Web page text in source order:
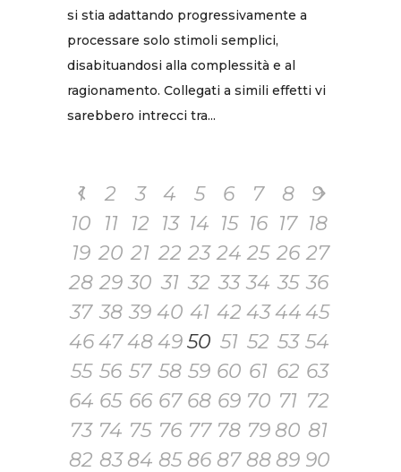
si stia adattando progressivamente a
processare solo stimoli semplici,
disabituandosi alla complessità e al
ragionamento. Collegati a simili effetti vi
sarebbero intrecci tra...
1 2 3 4 5 6 7 8
9
10
11 12 13 14 15 16 17 18
19 20 21 22 23 24 25 26 27
28 29 30 31 32 33 34 35 36
37 38 39 40 41 42 434445
46 474849 50 51 52 53 54
55 56 57 58 59 60 61 62 63
64 65 66 67 68 69 70 71 72
73 74 75 76 77 78 79 80 81
82 83 84 85 86 87 88 89 90